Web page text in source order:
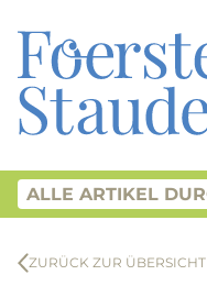
ZURÜCK ZUR ÜBERSICHT